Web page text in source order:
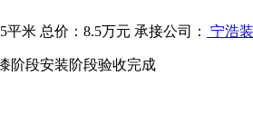
平米 总价：8.5万元 承接公司： 宁浩
阶段安装阶段验收完成